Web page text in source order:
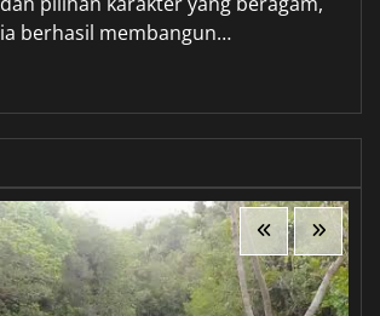
ia berhasil membangun…